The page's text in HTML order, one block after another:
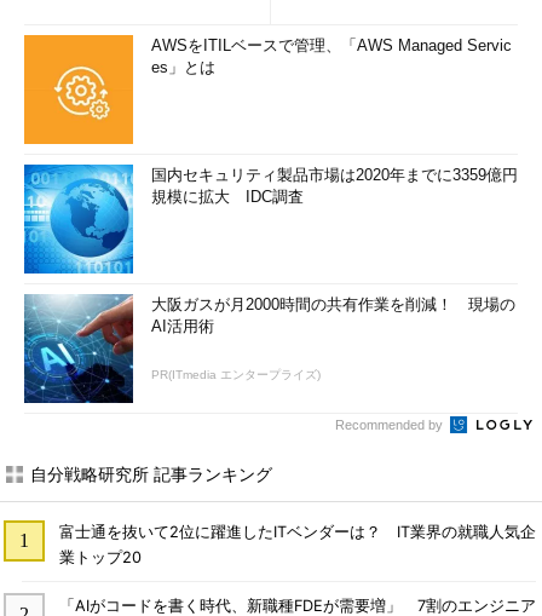
AWSをITILベースで管理、「AWS Managed Servic
es」とは
国内セキュリティ製品市場は2020年までに3359億円
規模に拡大 IDC調査
大阪ガスが月2000時間の共有作業を削減！ 現場の
AI活用術
PR(ITmedia エンタープライズ)
Recommended by
自分戦略研究所 記事ランキング
富士通を抜いて2位に躍進したITベンダーは？ IT業界の就職人気企
業トップ20
「AIがコードを書く時代、新職種FDEが需要増」 7割のエンジニア